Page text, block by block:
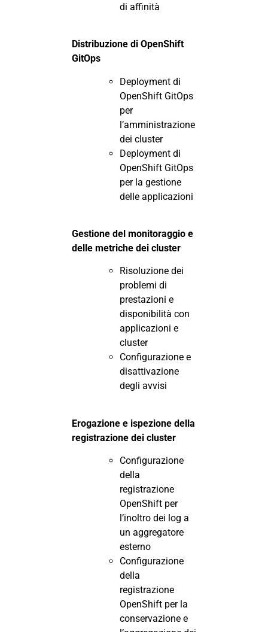
di affinità
Distribuzione di OpenShift
GitOps
Deployment di
OpenShift GitOps
per
l’amministrazione
dei cluster
Deployment di
OpenShift GitOps
per la gestione
delle applicazioni
Gestione del monitoraggio e
delle metriche dei cluster
Risoluzione dei
problemi di
prestazioni e
disponibilità con
applicazioni e
cluster
Configurazione e
disattivazione
degli avvisi
Erogazione e ispezione della
registrazione dei cluster
Configurazione
della
registrazione
OpenShift per
l’inoltro dei log a
un aggregatore
esterno
Configurazione
della
registrazione
OpenShift per la
conservazione e